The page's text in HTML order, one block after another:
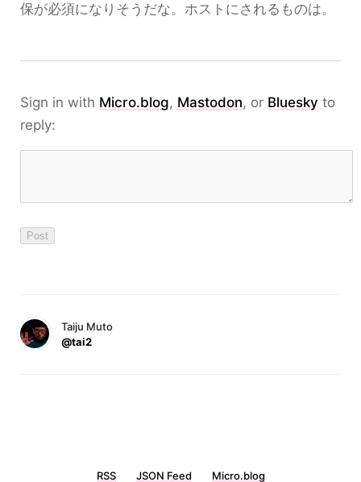
保が必須になりそうだな。ホストにされるものは。
Sign in with Micro.blog, Mastodon, or Bluesky to
reply:
Taiju Muto
@tai2
RSS JSON Feed Micro.blog